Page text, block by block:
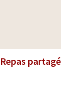
Repas